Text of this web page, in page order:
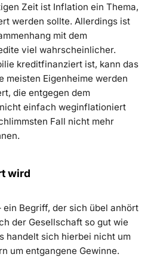
Zeit ist Inflation ein Thema,
werden sollte. Allerdings ist
mit dem
viel wahrscheinlicher.
kreditfinanziert ist, kann das
meisten Eigenheime werden
die entgegen dem
einfach weginflationiert
Fall nicht mehr
wird
ein Begriff, der sich übel anhört
der Gesellschaft so gut wie
handelt sich hierbei nicht um
um entgangene Gewinne.